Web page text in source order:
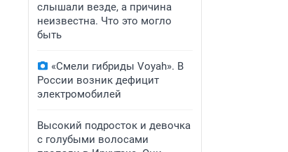
слышали везде, а причина
неизвестна. Что это могло
быть
«Смели гибриды Voyah». В
России возник дефицит
электромобилей
Высокий подросток и девочка
с голубыми волосами